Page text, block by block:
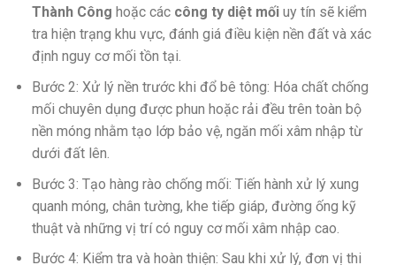
Thành Công hoặc các công ty diệt mốiuy tín sẽ kiểm
tra hiện trạng khu vực, đánh giá điều kiện nền đất và xác
định nguy cơ mối tồn tại.
Bước 2: Xử lý nền trước khi đổ bê tông: Hóa chất chống
mối chuyên dụng được phun hoặc rải đều trên toàn bộ
nền móng nhằm tạo lớp bảo vệ, ngăn mối xâm nhập từ
dưới đất lên.
Bước 3: Tạo hàng rào chống mối: Tiến hành xử lý xung
quanh móng, chân tường, khe tiếp giáp, đường ống kỹ
thuật và những vị trí có nguy cơ mối xâm nhập cao.
Bước 4: Kiểm tra và hoàn thiện: Sau khi xử lý, đơn vị thi